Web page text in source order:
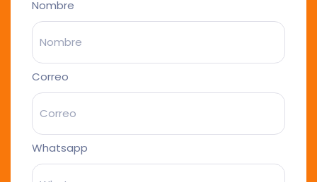
Nombre
Correo
Whatsapp